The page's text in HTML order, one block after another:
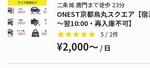
ONEST京都烏丸スクエア【
～翌10:00・再入庫不可】
二条城 唐門まで徒歩 23分
5 / 2件
¥2,000〜 / 日